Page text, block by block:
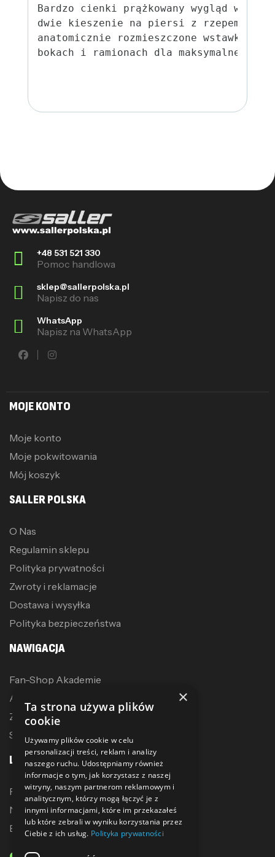
Bardzo cienki prążkowany wygląd w
dwie kieszenie na piersi z rzepem,
anatomicznie rozmieszczone wstawki
bokach i ramionach dla maksymalnego
+48 531 521 330
Pomoc handlowa
sklep@sallerpolska.pl
Napisz do nas
WhatsApp
Napisz na WhatsApp
MOJE KONTO
Moje konto
Moje pokwitowania
Mój koszyk
SALLER POLSKA
O Nas
Regulamin sklepu
Polityka prywatności
Zwroty i reklamacje
Dostawa i wysyłka
Polityka bezpieczeństwa
NAWIGACJA
Fan-Shop Akademie
Akcesoria treningowe
Zostań dystrybutorem
Sublimacja
LINKI
Promocje
Nowe produkty
Bestsellery
×
Ta strona używa plików
cookie
Używamy plików cookie w celu
personalizacji treści, reklam i analizy
naszego ruchu. Udostępniamy również
informacje o tym, jak korzystasz z naszej
witryny, naszym partnerom reklamowym i
analitycznym, którzy mogą łączyć je z
innymi informacjami, które im przekazałeś
lub które zebrali w wyniku korzystania przez
Ciebie z ich usług. Polityka prywatności